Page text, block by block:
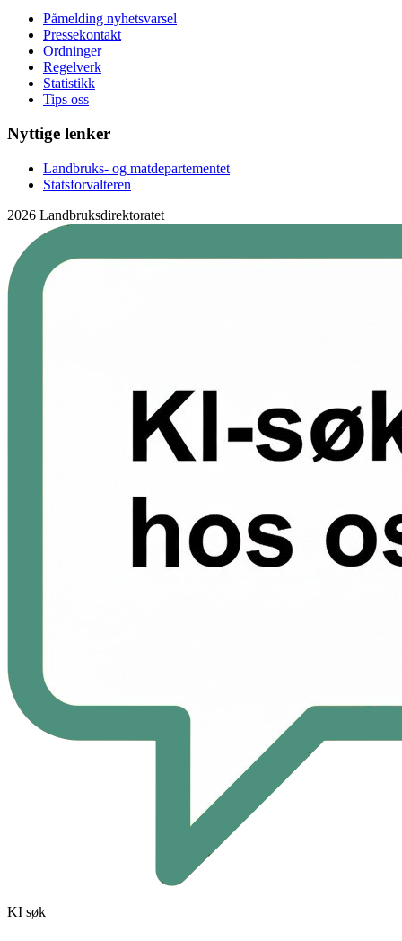
Påmelding nyhetsvarsel
Pressekontakt
Ordninger
Regelverk
Statistikk
Tips oss
Nyttige lenker
Landbruks- og matdepartementet
Statsforvalteren
2026 Landbruksdirektoratet
KI søk